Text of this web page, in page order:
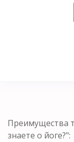
Преимущества
знаете о йоге?":